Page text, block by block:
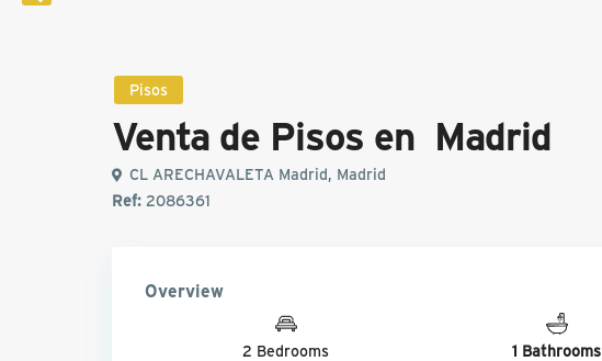
Pisos
Venta de Pisos en Madrid
CL ARECHAVALETA Madrid, Madrid
Ref: 2086361
Overview
2 Bedrooms 1 Bathrooms